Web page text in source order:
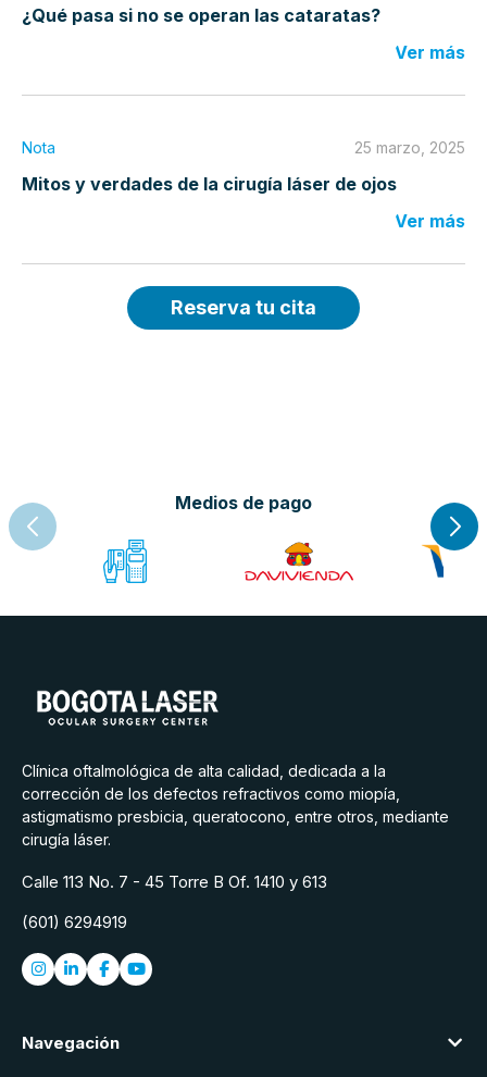
¿Qué pasa si no se operan las cataratas?
Ver más
Nota 25 marzo, 2025
Mitos y verdades de la cirugía láser de ojos
Ver más
Reserva tu cita
Medios de pago
Clínica oftalmológica de alta calidad, dedicada a la
corrección de los defectos refractivos como miopía,
astigmatismo presbicia, queratocono, entre otros, mediante
cirugía láser.
Calle 113 No. 7 - 45 Torre B Of. 1410 y 613
(601) 6294919
Navegación